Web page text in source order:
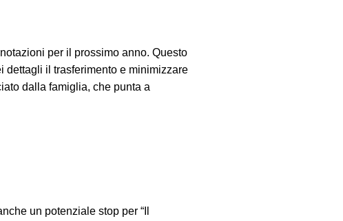
per il prossimo anno. Questo
il trasferimento e minimizzare
dalla famiglia, che punta a
un potenziale stop per “Il